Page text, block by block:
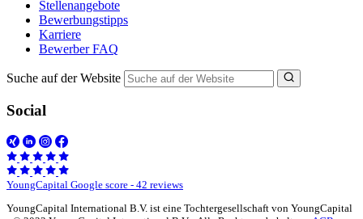
Stellenangebote
Bewerbungstipps
Karriere
Bewerber FAQ
Suche auf der Website
Social
YoungCapital Google score - 42 reviews
YoungCapital International B.V. ist eine Tochtergesellschaft von YoungCapital